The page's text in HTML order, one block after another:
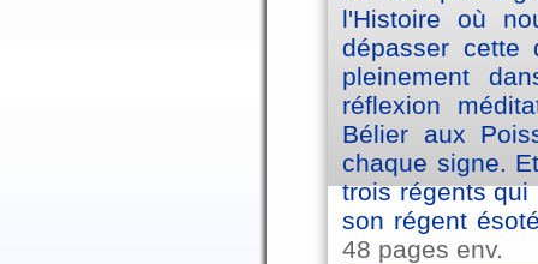
l'Histoire où
dépasser cette
pleinement
réflexion
Bélier aux
chaque signe.
trois régents
son régent
48 pages env.